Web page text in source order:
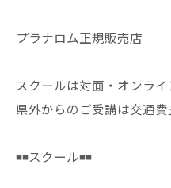
プラナロム正規販売店
スクールは対面・オンラ
県外からのご受講は交通費
◾️◾️スクール◾️◾️